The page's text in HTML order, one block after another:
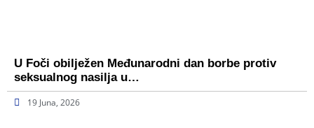
U Foči obilježen Međunarodni dan borbe protiv
seksualnog nasilja u…
19 Juna, 2026